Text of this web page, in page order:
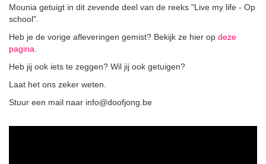
Mounia getuigt in dit zevende deel van de reeks "Live my life - Op
school".
Heb je de vorige afleveringen gemist? Bekijk ze hier op deze
pagina
Heb jij ook iets te zeggen? Wil jij ook getuigen?
Laat het ons zeker weten.
Stuur een mail naar info@doofjong.be